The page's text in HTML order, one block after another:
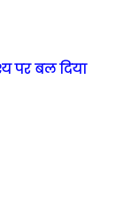
पर बल दिया